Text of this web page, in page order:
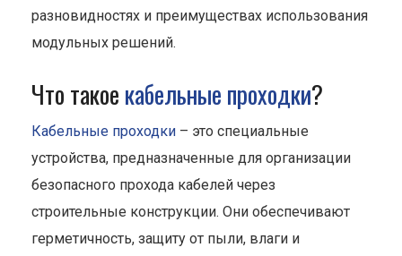
разновидностях и преимуществах использования
модульных решений.
Что такое кабельные проходки?
Кабельные проходки – это специальные
устройства, предназначенные для организации
безопасного прохода кабелей через
строительные конструкции. Они обеспечивают
герметичность, защиту от пыли, влаги и